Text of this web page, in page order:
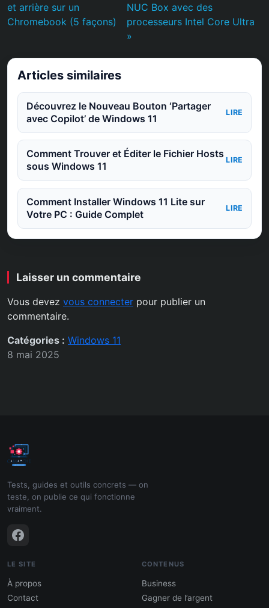
et arrière sur un
Chromebook (5 façons)
NUC Box avec des
processeurs Intel Core Ultra
»
Articles similaires
Découvrez le Nouveau Bouton ‘Partager
avec Copilot’ de Windows 11
LIRE
Comment Trouver et Éditer le Fichier Hosts
sous Windows 11
LIRE
Comment Installer Windows 11 Lite sur
Votre PC : Guide Complet
LIRE
Laisser un commentaire
Vous devez vous connecter pour publier un
commentaire.
Catégories : Windows 11
8 mai 2025
Tests, guides et outils concrets — on
teste, on publie ce qui fonctionne
vraiment.
LE SITE
À propos
Contact
CONTENUS
Business
Gagner de l’argent